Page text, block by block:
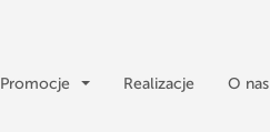
Promocje Realizacje O nas